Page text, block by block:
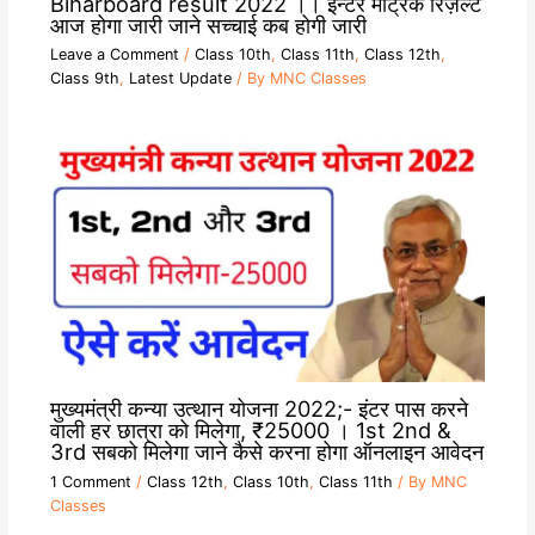
आज होगा जारी जाने सच्चाई कब होगी जारी
Leave a Comment / Class 10th, Class 11th, Class 12th,
Class 9th, Latest Update/ By MNC Classes
मुख्यमंत्री कन्या उत्थान योजना 2022;- इंटर पास करने
वाली हर छात्रा को मिलेगा, ₹25000 । 1st 2nd &
3rd सबको मिलेगा जाने कैसे करना होगा ऑनलाइन आवेदन
1 Comment / Class 12th, Class 10th, Class 11th / By MNC
Classes